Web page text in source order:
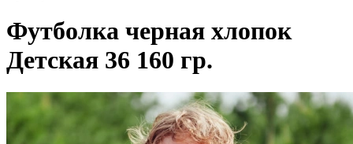
Футболка черная хлопок
Детская 36 160 гр.